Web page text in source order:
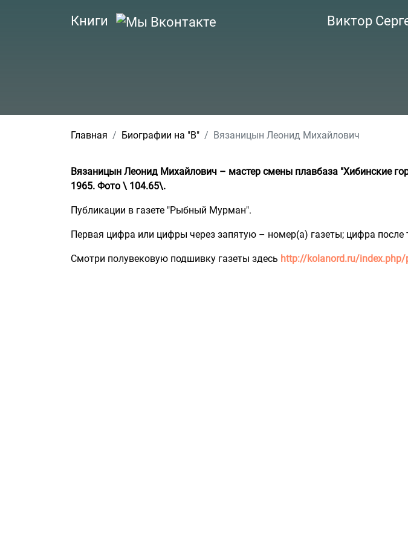
Книги Виктор
Главная Биографии на "В" Вязаницын Леонид Михайлович
Вязаницын Леонид Михайлович – мастер смены плавбаза "Хибинские
1965. Фото \ 104.65\.
Публикации в газете "Рыбный Мурман".
Первая цифра или цифры через запятую – номер(а) газеты; цифра
Смотри полувековую подшивку газеты здесь http://kolanord.ru/